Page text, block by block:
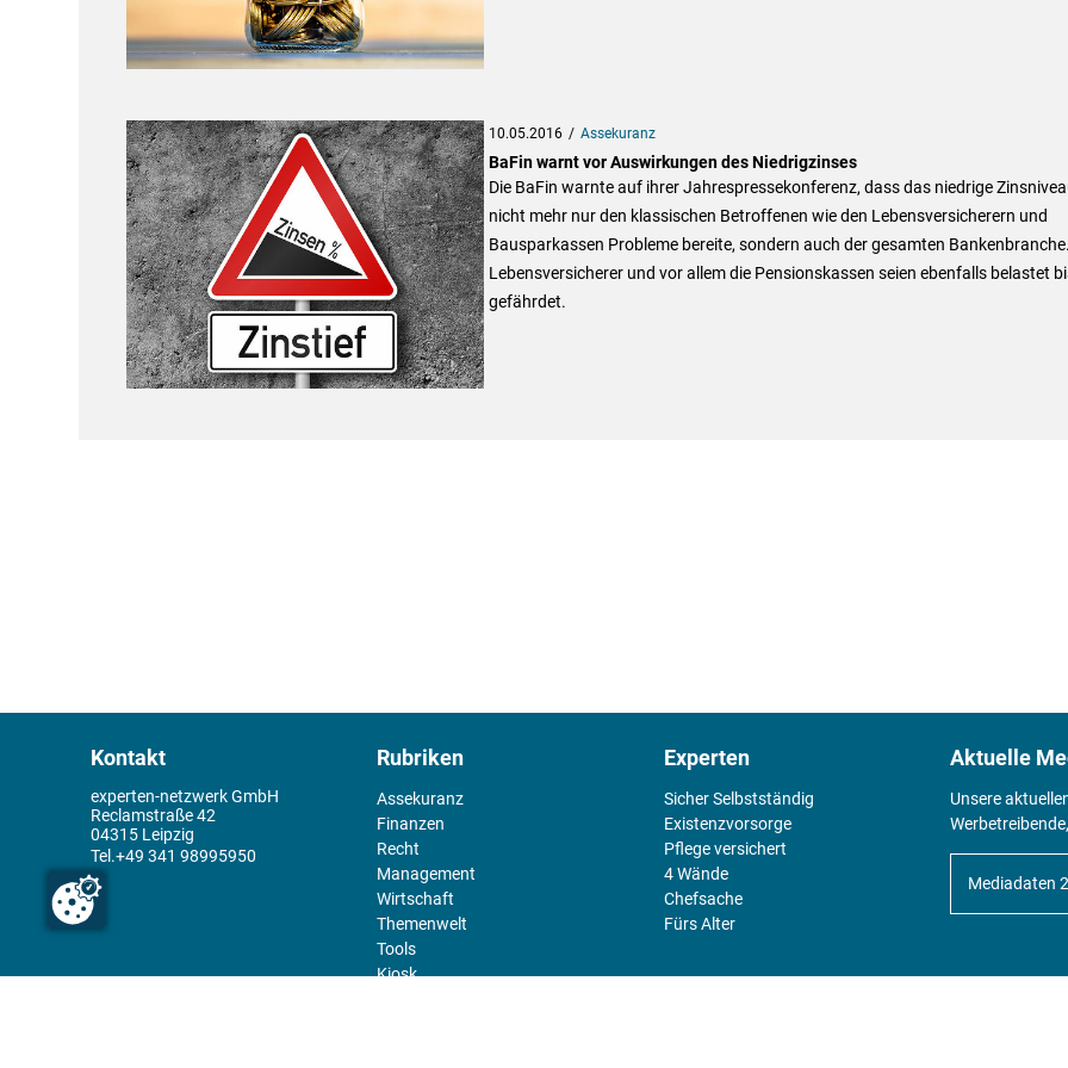
10.05.2016 Assekuranz
BaFin warnt vor Auswirkungen des Niedrigzinses
Die BaFin warnte auf ihrer Jahrespressekonferenz, dass das niedrige
nicht mehr nur den klassischen Betroffenen wie den Lebensversicherern und
Bausparkassen Probleme bereite, sondern auch der gesamten Bankenbranche.
Lebensversicherer und vor allem die Pensionskassen seien ebenfalls belastet
gefährdet.
Kontakt
experten-netzwerk GmbH
Reclamstraße 42
04315 Leipzig
+49 341 98995950
Rubriken
Assekuranz
Finanzen
Recht
Management
Wirtschaft
Themenwelt
Tools
Kiosk
Experten
Sicher Selbstständig
Existenz­vorsorge
Pflege versichert
4 Wände
Chefsache
Fürs Alter
Aktuelle
Unsere
Mediadaten